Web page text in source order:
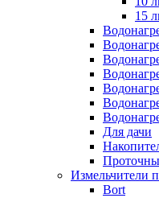
15
Для дачи
Измельчители
Bort